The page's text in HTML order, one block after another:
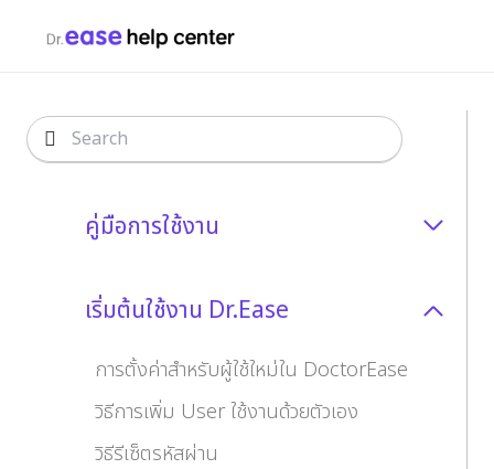
คู่มือการใช้งาน
เริ่มต้นใช้งาน Dr.Ease
การตั้งค่าสำหรับผู้ใช้ใหม่ใน DoctorEase
วิธีการเพิ่ม User ใช้งานด้วยตัวเอง
วิธีรีเซ็ตรหัสผ่าน